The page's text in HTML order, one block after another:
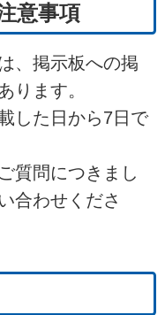
意事項
、掲示板への掲
ります。
した日から7日で
質問につきまし
合わせくださ